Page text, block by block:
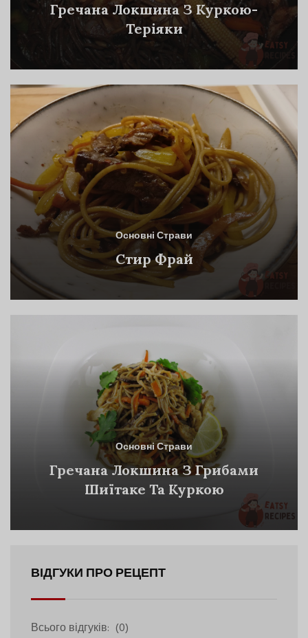
Гречана Локшина З Куркою-
Теріяки
Основні Страви
Стир Фрай
Основні Страви
Гречана Локшина З Грибами
Шиїтаке Та Куркою
ВІДГУКИ ПРО РЕЦЕПТ
Всього відгуків: (0)